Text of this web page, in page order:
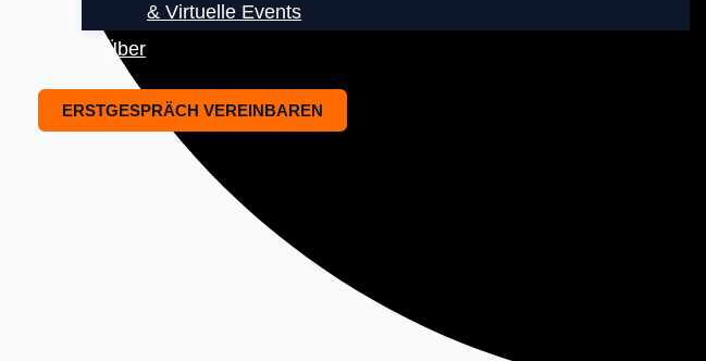
& Virtuelle Events
Über
ERSTGESPRÄCH VEREINBAREN